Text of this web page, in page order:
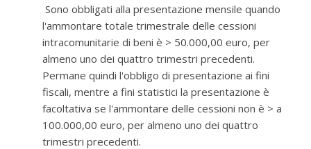
Sono obbligati alla presentazione mensile quando
l'ammontare totale trimestrale delle cessioni
intracomunitarie di beni è > 50.000,00 euro, per
almeno uno dei quattro trimestri precedenti.
Permane quindi l'obbligo di presentazione ai fini
fiscali, mentre a fini statistici la presentazione è
facoltativa se l'ammontare delle cessioni non è > a
100.000,00 euro, per almeno uno dei quattro
trimestri precedenti.